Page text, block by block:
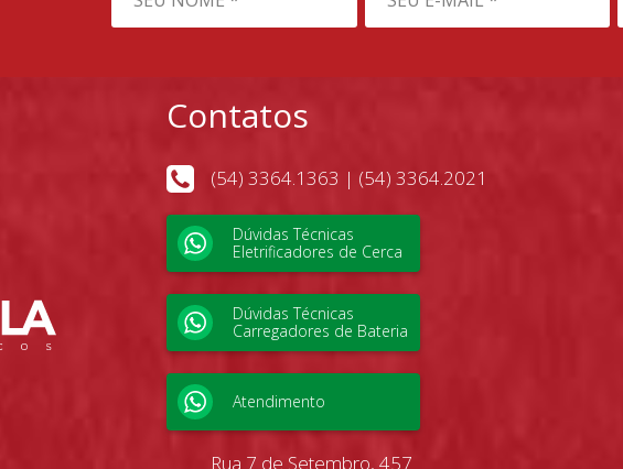
Contatos
(54) 3364.1363 | (54) 3364.2021
Dúvidas Técnicas
Eletrificadores de Cerca
Dúvidas Técnicas
Carregadores de Bateria
Atendimento
Rua 7 de Setembro, 457